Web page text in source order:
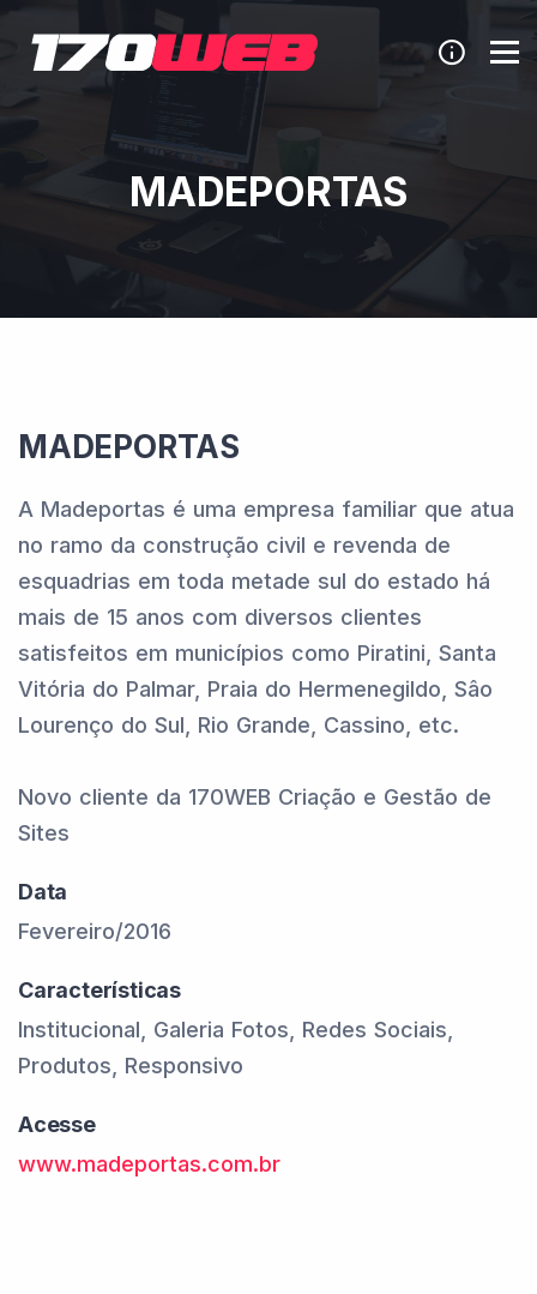
MADEPORTAS
MADEPORTAS
A Madeportas é uma empresa familiar que atua
no ramo da construção civil e revenda de
esquadrias em toda metade sul do estado há
mais de 15 anos com diversos clientes
satisfeitos em municípios como Piratini, Santa
Vitória do Palmar, Praia do Hermenegildo, Sâo
Lourenço do Sul, Rio Grande, Cassino, etc.
Novo cliente da 170WEB Criação e Gestão de
Sites
Data
Fevereiro/2016
Características
Institucional, Galeria Fotos, Redes Sociais,
Produtos, Responsivo
Acesse
www.madeportas.com.br